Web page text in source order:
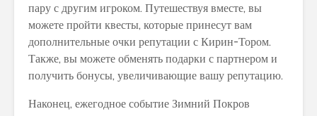
пару с другим игроком. Путешествуя вместе, вы
можете пройти квесты, которые принесут вам
дополнительные очки репутации с Кирин-Тором.
Также, вы можете обменять подарки с партнером и
получить бонусы, увеличивающие вашу репутацию.
Наконец, ежегодное событие Зимний Покров